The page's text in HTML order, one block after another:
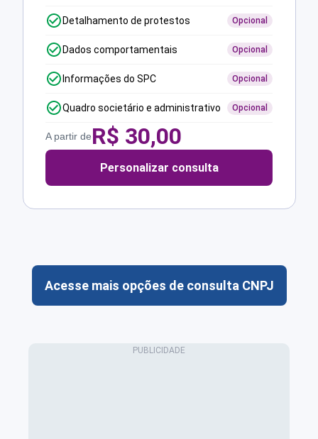
Detalhamento de protestos Opcional
Dados comportamentais Opcional
Informações do SPC Opcional
Quadro societário e administrativo Opcional
A partir deR$ 30,00
Personalizar consulta
Acesse mais opções de consulta CNPJ